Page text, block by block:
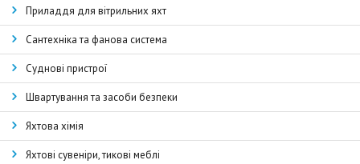
Приладдя для вітрильних яхт
Сантехніка та фанова система
Суднові пристрої
Швартування та засоби безпеки
Яхтова хімія
Яхтові сувеніри, тикові меблі